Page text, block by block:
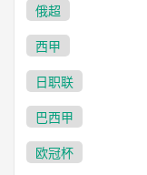
俄超
西甲
日职联
巴西甲
欧冠杯